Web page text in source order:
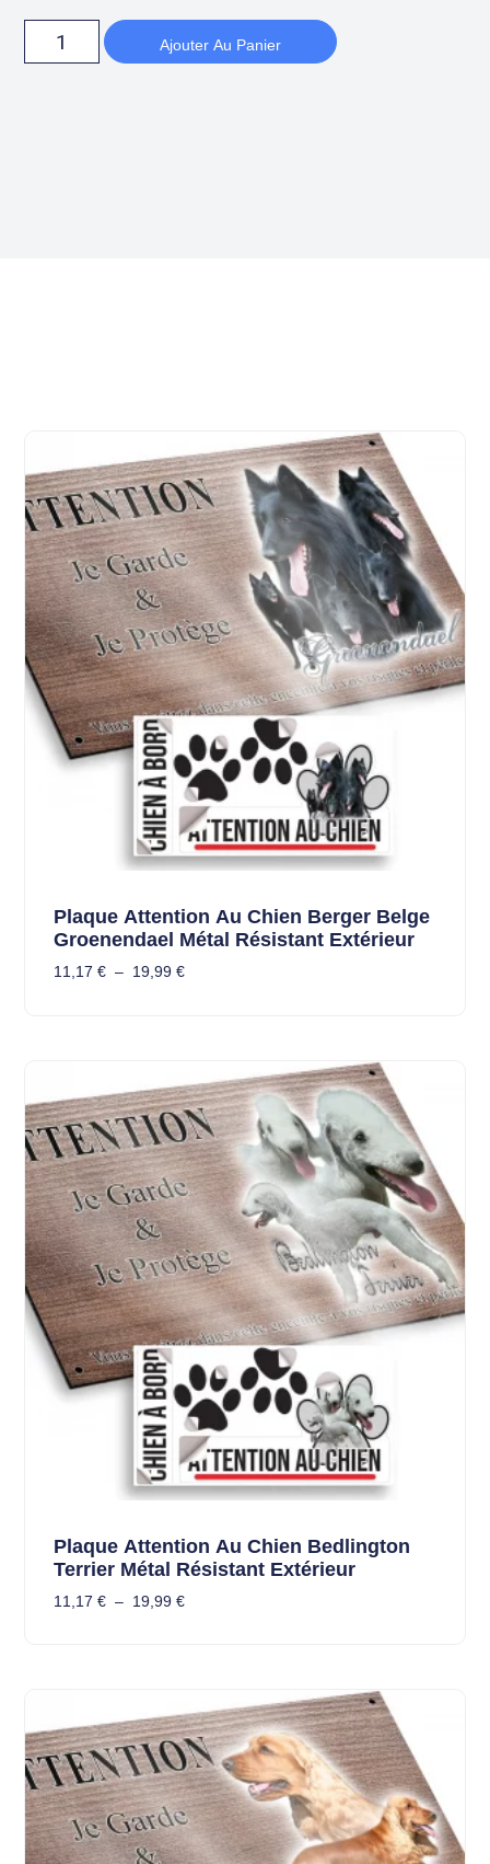
Ajouter Au Panier
Plaque Attention Au Chien Berger Belge
Groenendael Métal Résistant Extérieur
11,17 € – 19,99 €
Plaque Attention Au Chien Bedlington
Terrier Métal Résistant Extérieur
11,17 € – 19,99 €